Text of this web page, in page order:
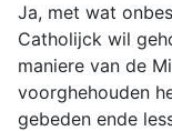
Ja, met wat
Catholijck wil
maniere van de
voorghehouden
gebeden ende